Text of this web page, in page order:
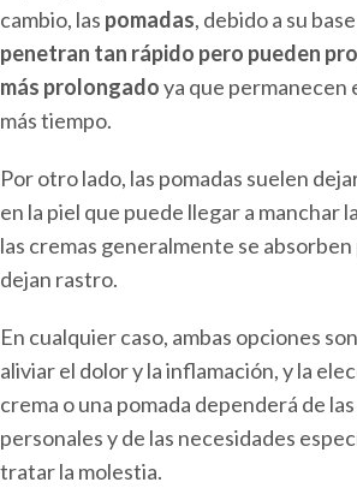
cambio, las pomadas, debido a su
penetran tan rápido pero pueden
más prolongadoya que permanecen
más tiempo.
Por otro lado, las pomadas suelen
en la piel que puede llegar a manchar
las cremas generalmente se
dejan rastro.
En cualquier caso, ambas opciones
aliviar el dolor y la inflamación, y la
crema o una pomada dependerá de
personales y de las necesidades
tratar la molestia.